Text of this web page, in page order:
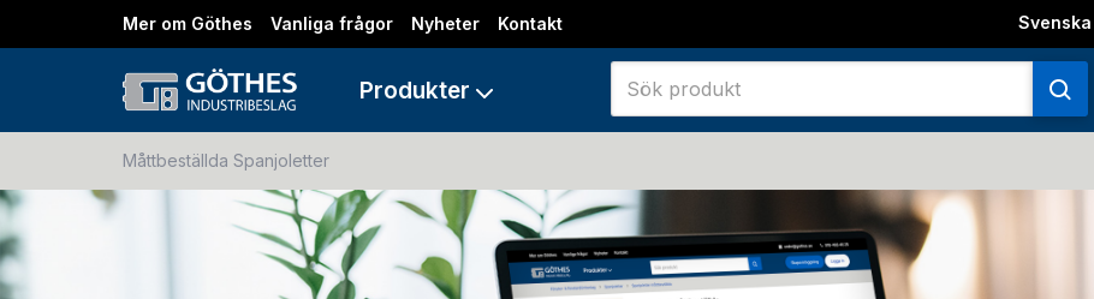
Mer om Göthes Vanliga frågor Nyheter Kontakt Svenska
Produkter
Måttbeställda Spanjoletter